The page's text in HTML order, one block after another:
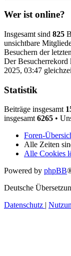
Wer ist online?
Insgesamt sind 825
unsichtbare
Besuchern der
Der Besucherrekord
2025, 03:47
Statistik
Beiträge insgesamt
insgesamt 6265 •
Foren-
Alle Zeiten
Alle Cookies
Powered by phpBB
Deutsche
Datenschutz |